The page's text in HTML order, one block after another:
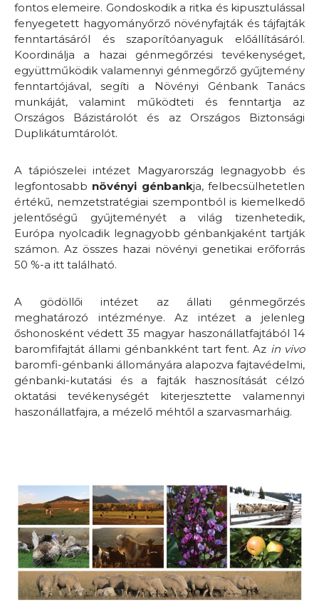
fontos elemeire. Gondoskodik a ritka és kipusztulással
fenyegetett hagyományőrző növényfajták és tájfajták
fenntartásáról és szaporítóanyaguk előállításáról.
Koordinálja a hazai génmegőrzési tevékenységet,
együttműködik valamennyi génmegőrző gyűjtemény
fenntartójával, segíti a Növényi Génbank Tanács
munkáját, valamint működteti és fenntartja az
Országos Bázistárolót és az Országos Biztonsági
Duplikátumtárolót.
A tápiószelei intézet Magyarország legnagyobb és
legfontosabb növényi génbankja, felbecsülhetetlen
értékű, nemzetstratégiai szempontból is kiemelkedő
jelentőségű gyűjteményét a világ tizenhetedik,
Európa nyolcadik legnagyobb génbankjaként tartják
számon. Az összes hazai növényi genetikai erőforrás
50 %-a itt található.
A gödöllői intézet az állati génmegőrzés
meghatározó intézménye. Az intézet a jelenleg
őshonosként védett 35 magyar haszonállatfajtából 14
baromfifajtát állami génbankként tart fent. Az in vivo
baromfi-génbanki állományára alapozva fajtavédelmi,
génbanki-kutatási és a fajták hasznosítását célzó
oktatási tevékenységét kiterjesztette valamennyi
haszonállatfajra, a mézelő méhtől a szarvasmarháig.